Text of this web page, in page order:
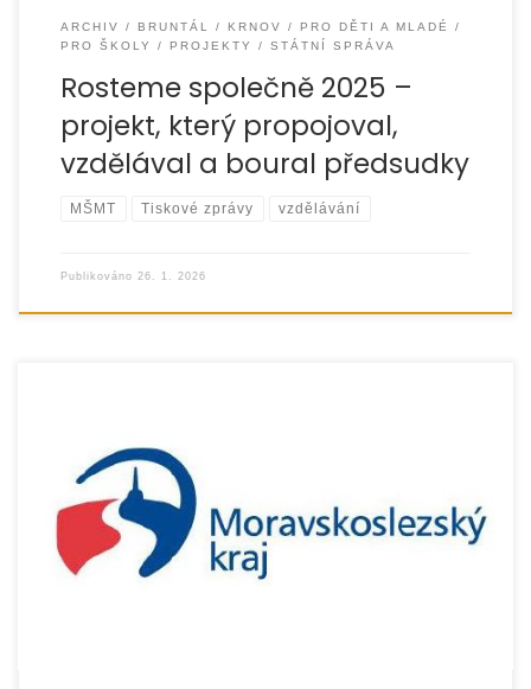
ARCHIV BRUNTÁL KRNOV
PRO DĚTI A MLADÉ
PRO ŠKOLY
PROJEKTY STÁTNÍ SPRÁVA
Rosteme společně 2025 –
projekt, který propojoval,
vzdělával a boural předsudky
MŠMT Tiskové zprávy vzdělávání
Publikováno 26. 1. 2026
Organizace EUROTOPIA.CZ, o.p.s. úspěšně realizovala
v roce 2025 Resocializační program, jehož cílem bylo
podpořit osoby po trestné činnosti při jejich návratu do
společnosti